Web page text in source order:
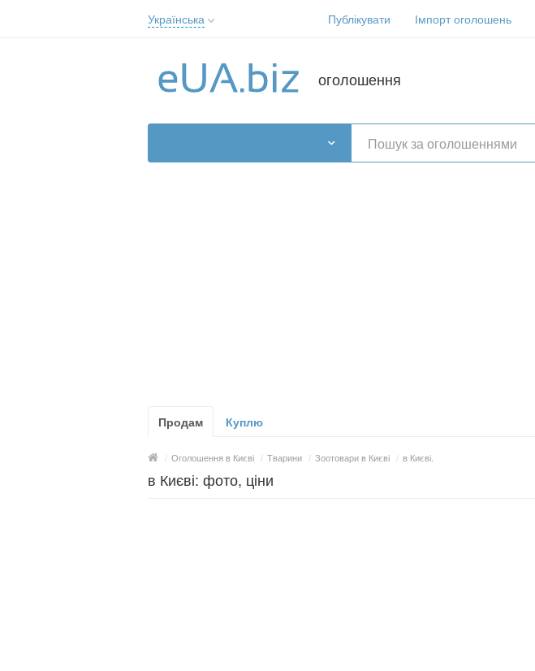
Українська
Українська
Публікувати Імпорт оголошень
оголошення
Продам Куплю
/ Оголошення в Києві / Тварини / Зоотовари в Києві / в Києві.
в Києві: фото, ціни